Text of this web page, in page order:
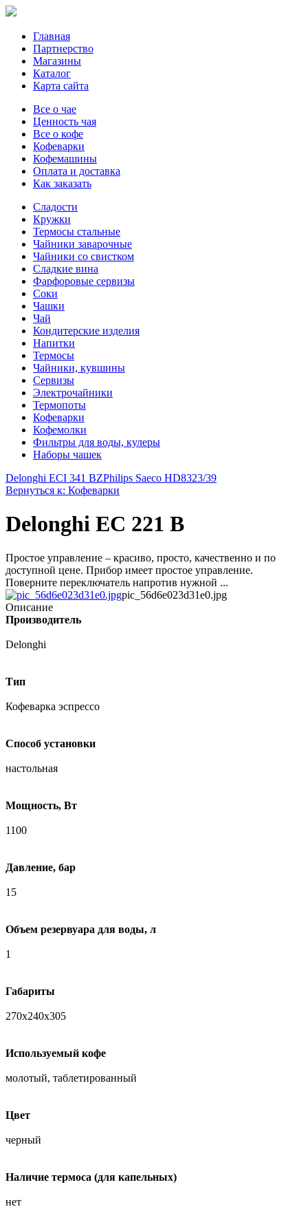
Главная
Партнерство
Магазины
Каталог
Карта сайта
Все о чае
Ценность чая
Все о кофе
Кофеварки
Кофемашины
Оплата и доставка
Как заказать
Сладости
Кружки
Термосы стальные
Чайники заварочные
Чайники со свистком
Сладкие вина
Фарфоровые сервизы
Соки
Чашки
Чай
Кондитерские изделия
Напитки
Термосы
Чайники, кувшины
Сервизы
Электрочайники
Термопоты
Кофеварки
Кофемолки
Фильтры для воды, кулеры
Наборы чашек
Delonghi ECI 341 BZPhilips Saeco HD8323/39
Вернуться к: Кофеварки
Delonghi EC 221 B
Простое управление – красиво, просто, качественно и по
доступной цене. Прибор имеет простое управление.
Поверните переключатель напротив нужной ...
pic_56d6e023d31e0.jpg
Описание
Производитель
Delonghi
Тип
Кофеваpка эспpессо
Способ установки
настольная
Мощность, Вт
1100
Давление, бар
15
Объем резервуара для воды, л
1
Габариты
270х240х305
Используемый кофе
молотый, таблетированный
Цвет
черный
Наличие термоса (для капельных)
нет